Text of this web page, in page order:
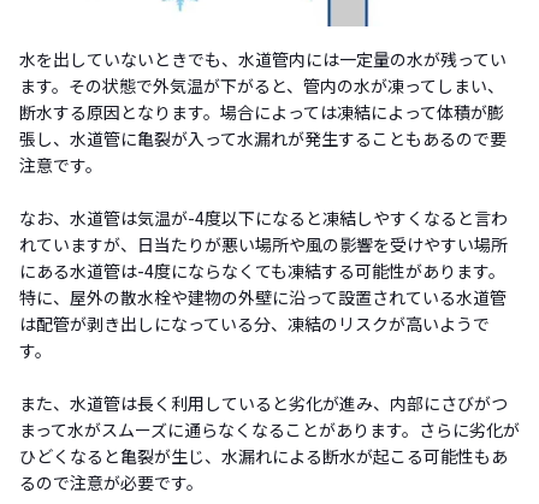
水を出していないときでも、水道管内には一定量の水が残ってい
ます。その状態で外気温が下がると、管内の水が凍ってしまい、
断水する原因となります。場合によっては凍結によって体積が膨
張し、水道管に亀裂が入って水漏れが発生することもあるので要
注意です。
なお、水道管は気温が-4度以下になると凍結しやすくなると言わ
れていますが、日当たりが悪い場所や風の影響を受けやすい場所
にある水道管は-4度にならなくても凍結する可能性があります。
特に、屋外の散水栓や建物の外壁に沿って設置されている水道管
は配管が剥き出しになっている分、凍結のリスクが高いようで
す。
また、水道管は長く利用していると劣化が進み、内部にさびがつ
まって水がスムーズに通らなくなることがあります。さらに劣化が
ひどくなると亀裂が生じ、水漏れによる断水が起こる可能性もあ
るので注意が必要です。